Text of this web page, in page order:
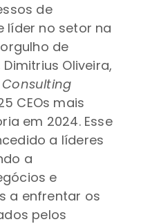
de
líder no setor na
de
Oliveira,
Consulting
CEOs mais
em 2024. Esse
a líderes
a
e
a enfrentar os
pelos